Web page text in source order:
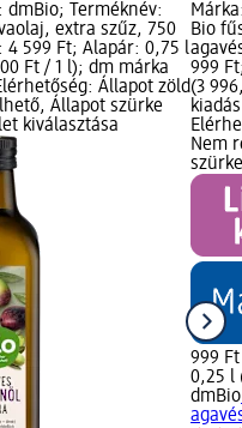
dmBio; Terméknév:
extra szűz, 750
4 599 Ft; Alapár: 0,75 l
Ft / 1 l); dm márka
Állapot zöld
Állapot szürke
kiválasztása
Bio
999
(3
Nem
999 Ft
0,25 l
dmBio